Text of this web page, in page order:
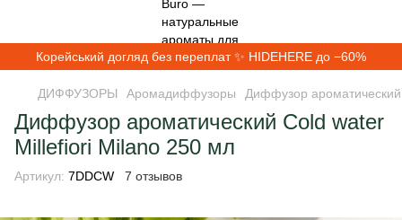
Корейський догляд без переплат ✨ HIDEHERE до −60%
ДИФФУЗОРЫ Аромадиффузоры Диффузор
Диффузор ароматический Cold water
Millefiori Milano 250 мл
Артикул: 7DDCW 7 отзывов